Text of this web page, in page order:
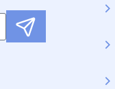
Submit